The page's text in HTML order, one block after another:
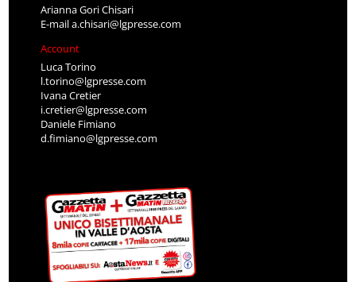
Arianna Gori Chisari
E-maila.chisari@lgpresse.com
Account
Luca Torino
l.torino@lgpresse.com
Ivana Cretier
i.cretier@lgpresse.com
Daniele Fimiano
d.fimiano@lgpresse.com